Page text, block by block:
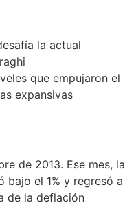
la actual
que empujaron el
expansivas
de 2013. Ese mes, la
bajo el 1% y regresó a
de la deflación